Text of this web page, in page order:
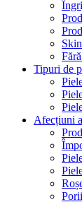
Tipuri de
Afecțiuni